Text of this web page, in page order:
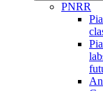
PNRR